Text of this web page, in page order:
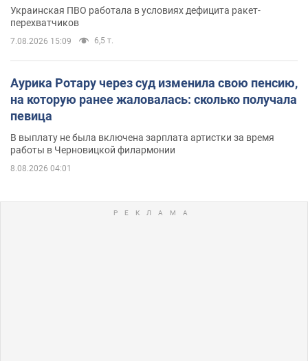
Украинская ПВО работала в условиях дефицита ракет-
перехватчиков
7.08.2026 15:09 6,5 т.
Аурика Ротару через суд изменила свою пенсию,
на которую ранее жаловалась: сколько получала
певица
В выплату не была включена зарплата артистки за время
работы в Черновицкой филармонии
8.08.2026 04:01